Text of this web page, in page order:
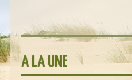
A LA UNE